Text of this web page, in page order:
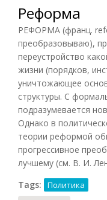
Реформа
РЕФОРМА (франц.
преобразовываю),
переустройство
жизни (порядков,
уничтожающее
структуры. С
подразумевается
Однако в
теории реформой
прогрессивное
лучшему (см. В. И.
Tags:
Политика